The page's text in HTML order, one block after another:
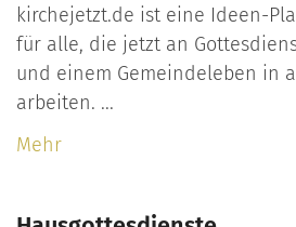
kirchejetzt.de ist eine Ideen-
für alle, die jetzt an
und einem Gemeindeleben in
arbeiten. ...
Mehr